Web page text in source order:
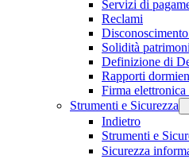
Servizi di
Reclami
Solidità
Definizione di
Rapporti
Firma elettronica
Strumenti e Sicurezza
Indietro
Strumenti e
Sicurezza